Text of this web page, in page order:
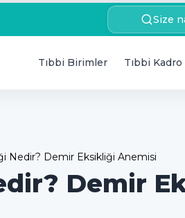
Size
Tıbbi Birimler Tıbbi Kadro
Nedir? Demir Eksikliği Anemisi
Demir